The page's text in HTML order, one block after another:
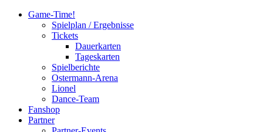
Game-Time!
Spielplan / Ergebnisse
Tickets
Dauerkarten
Tageskarten
Spielberichte
Ostermann-Arena
Lionel
Dance-Team
Fanshop
Partner